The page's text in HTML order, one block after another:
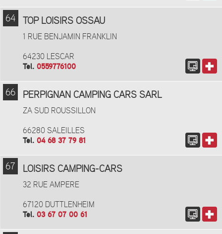
64 TOP LOISIRS OSSAU
1 RUE BENJAMIN FRANKLIN
64230 LESCAR
Tel. 0559776100
66 PERPIGNAN CAMPING CARS SARL
ZA SUD ROUSSILLON
66280 SALEILLES
Tel. 04 68 37 79 81
67 LOISIRS CAMPING-CARS
32 RUE AMPERE
67120 DUTTLENHEIM
Tel. 03 67 07 00 61